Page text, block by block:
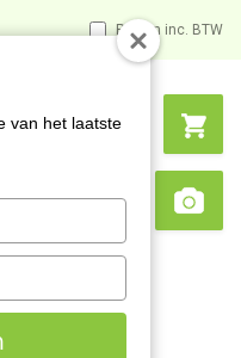
Prijzen inc. BTW
Search
van het laatste